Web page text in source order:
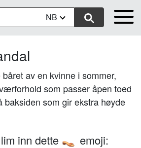
NB
av en kvinne i sommer,
som passer åpen toed
som gir ekstra høyde
inn dette 👡 emoji: